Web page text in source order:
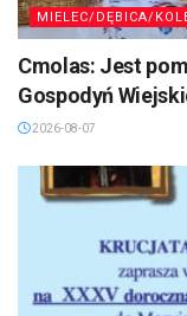
MIELEC/DĘBICA/
Cmolas: Jest
Gospodyń
2026-08-07